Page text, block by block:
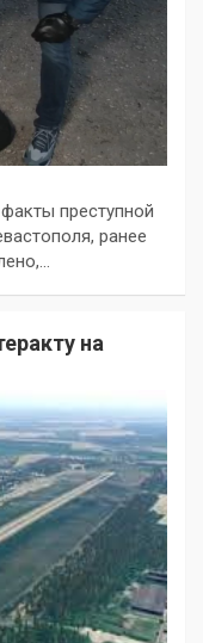
преступной
ранее
на